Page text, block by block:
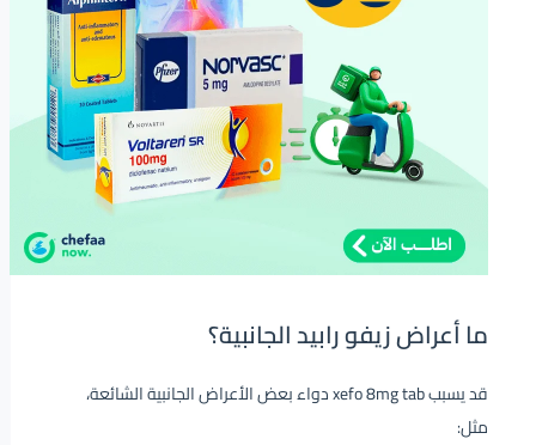
ما أعراض زيفو رابيد الجانبية؟
قد يسبب xefo 8mg tab دواء بعض الأعراض الجانبية الشائعة،
مثل: